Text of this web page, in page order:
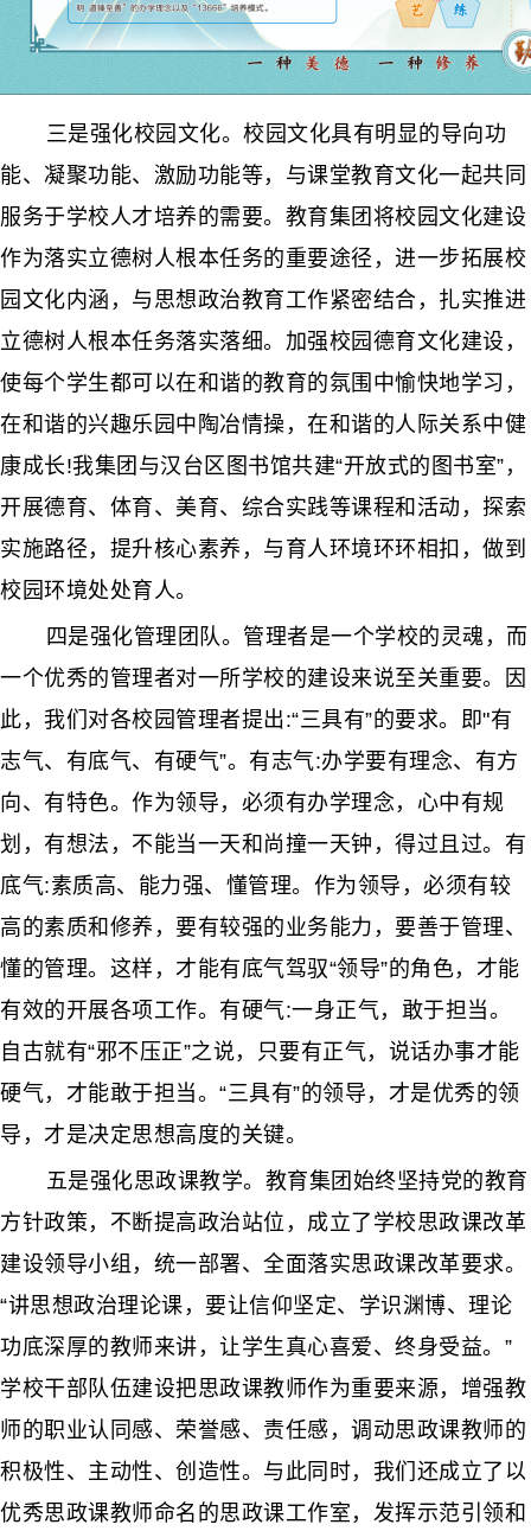
三是强化校园文化。校园文化具有明显的导向功
能、凝聚功能、激励功能等，与课堂教育文化一起共同
服务于学校人才培养的需要。教育集团将校园文化建设
作为落实立德树人根本任务的重要途径，进一步拓展校
园文化内涵，与思想政治教育工作紧密结合，扎实推进
立德树人根本任务落实落细。加强校园德育文化建设，
使每个学生都可以在和谐的教育的氛围中愉快地学习，
在和谐的兴趣乐园中陶冶情操，在和谐的人际关系中健
康成长!我集团与汉台区图书馆共建“开放式的图书室”，
开展德育、体育、美育、综合实践等课程和活动，探索
实施路径，提升核心素养，与育人环境环环相扣，做到
校园环境处处育人。
四是强化管理团队。管理者是一个学校的灵魂，而
一个优秀的管理者对一所学校的建设来说至关重要。因
此，我们对各校园管理者提出:“三具有”的要求。即"有
志气、有底气、有硬气”。有志气:办学要有理念、有方
向、有特色。作为领导，必须有办学理念，心中有规
划，有想法，不能当一天和尚撞一天钟，得过且过。有
底气:素质高、能力强、懂管理。作为领导，必须有较
高的素质和修养，要有较强的业务能力，要善于管理、
懂的管理。这样，才能有底气驾驭“领导”的角色，才能
有效的开展各项工作。有硬气:一身正气，敢于担当。
自古就有“邪不压正”之说，只要有正气，说话办事才能
硬气，才能敢于担当。“三具有”的领导，才是优秀的领
导，才是决定思想高度的关键。
五是强化思政课教学。教育集团始终坚持党的教育
方针政策，不断提高政治站位，成立了学校思政课改革
建设领导小组，统一部署、全面落实思政课改革要求。
“讲思想政治理论课，要让信仰坚定、学识渊博、理论
功底深厚的教师来讲，让学生真心喜爱、终身受益。”
学校干部队伍建设把思政课教师作为重要来源，增强教
师的职业认同感、荣誉感、责任感，调动思政课教师的
积极性、主动性、创造性。与此同时，我们还成立了以
优秀思政课教师命名的思政课工作室，发挥示范引领和